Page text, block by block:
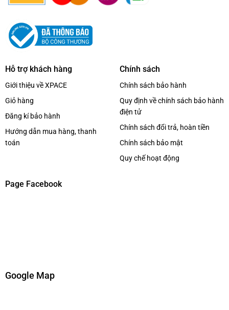
Kết nối Bluetooth & ứng dụng JBL PartyBox
JBL PartyBox App
, cho phép tùy chỉnh
Hỗ trợ khách hàng
Giới thiệu về XPACE
Giỏ hàng
Đăng kí bảo hành
Hướng dẫn mua hàng, thanh
toán
Chính sách
Chính sách bảo hành
Quy định về chính sách bảo hành
điện tử
Chính sách đổi trả, hoàn tiền
Chính sách bảo mật
Quy chế hoạt động
Page Facebook
Google Map